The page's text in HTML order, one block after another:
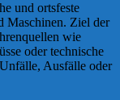
und ortsfeste
Maschinen. Ziel der
wie
oder technische
Ausfälle oder